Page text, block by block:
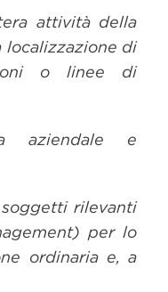
attività della
localizzazione di
o linee di
aziendale e
rilevanti
per lo
ordinaria e, a